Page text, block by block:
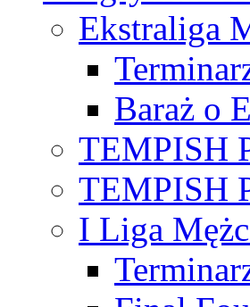
Ekstraliga
Baraż o
TEMPISH
TEMPISH
I Liga